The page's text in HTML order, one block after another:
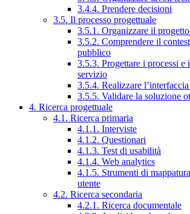
3.4.4. Prendere decisioni
3.5. Il processo progettuale
3.5.1. Organizzare il
3.5.2. Comprendere il
pubblico
3.5.3. Progettare i processi e i
servizio
3.5.4. Realizzare
3.5.5. Validare la soluzione
4. Ricerca progettuale
4.1. Ricerca primaria
4.1.1. Interviste
4.1.2. Questionari
4.1.3. Test di usabilità
4.1.4. Web analytics
4.1.5. Strumenti di
utente
4.2. Ricerca secondaria
4.2.1. Ricerca documentale